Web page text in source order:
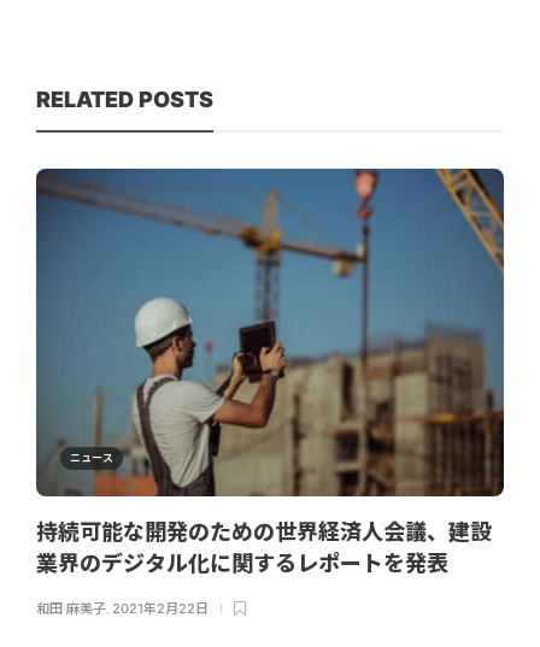
RELATED POSTS
ニュース
持続可能な開発のための世界経済人会議、建設
業界のデジタル化に関するレポートを発表
和田 麻美子, 2021年2月22日